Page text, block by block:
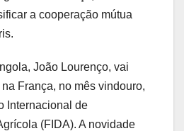
a cooperação mútua
João Lourenço, vai
França, no mês vindouro,
Internacional de
(FIDA). A novidade